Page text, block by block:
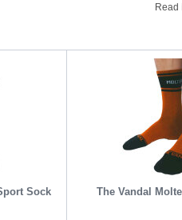
Read
Sock The Vandal